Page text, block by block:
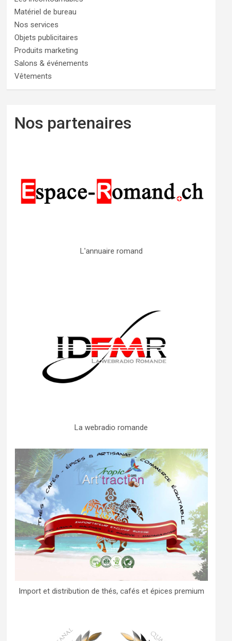
Matériel de bureau
Nos services
Objets publicitaires
Produits marketing
Salons & événements
Vêtements
Nos partenaires
L'annuaire romand
La webradio romande
Import et distribution de thés, cafés et épices premium